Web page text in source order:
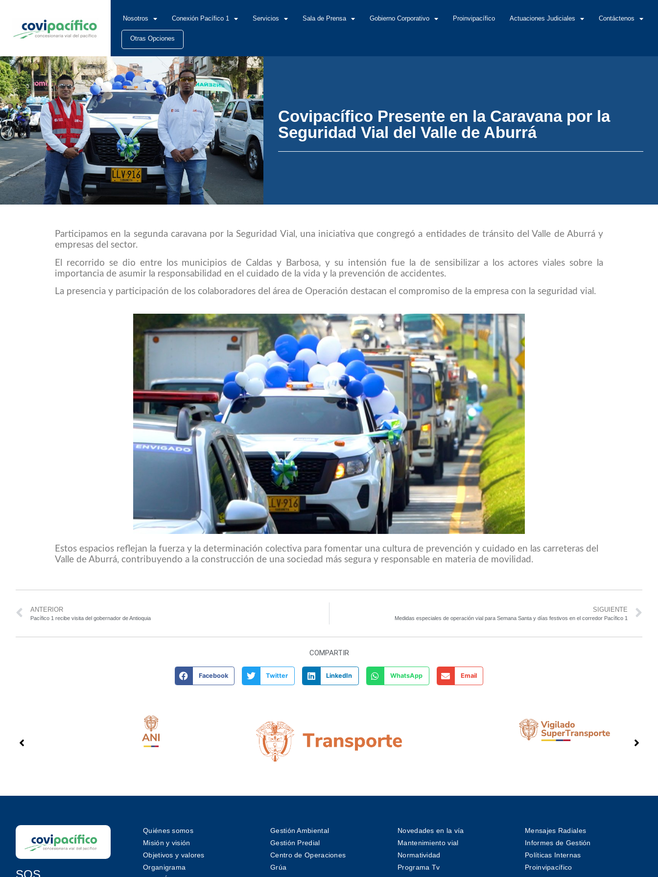
Nosotros Conexión Pacífico 1 Servicios Sala de Prensa Gobierno Corporativo Proinvipacífico Actuaciones Judiciales Contáctenos
Otras Opciones
Covipacífico Presente en la Caravana por la
Seguridad Vial del Valle de Aburrá
Participamos en la segunda caravana por la Seguridad Vial, una iniciativa que congregó a entidades de tránsito del Valle de Aburrá y
empresas del sector.
El recorrido se dio entre los municipios de Caldas y Barbosa, y su intensión fue la de sensibilizar a los actores viales sobre la
importancia de asumir la responsabilidad en el cuidado de la vida y la prevención de accidentes.
La presencia y participación de los colaboradores del área de Operación destacan el compromiso de la empresa con la seguridad vial.
Estos espacios reflejan la fuerza y la determinación colectiva para fomentar una cultura de prevención y cuidado en las carreteras del
Valle de Aburrá, contribuyendo a la construcción de una sociedad más segura y responsable en materia de movilidad.
ANTERIOR
Pacífico 1 recibe visita del gobernador de Antioquia
SIGUIENTE
Medidas especiales de operación vial para Semana Santa y días festivos en el corredor Pacífico 1
COMPARTIR
Facebook Twitter LinkedIn WhatsApp Email
SOS
Quiénes somos
Misión y visión
Objetivos y valores
Organigrama
Gestión Ambiental
Gestión Predial
Centro de Operaciones
Grúa
Novedades en la vía
Mantenimiento vial
Normatividad
Programa Tv
Mensajes Radiales
Informes de Gestión
Políticas Internas
Proinvipacífico